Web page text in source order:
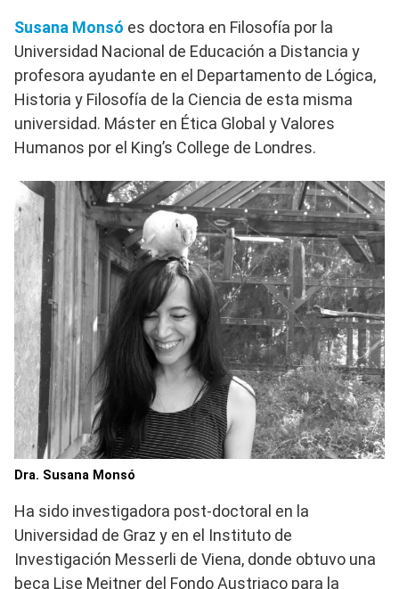
Susana Monsó es doctora en Filosofía por la
Universidad Nacional de Educación a Distancia y
profesora ayudante en el Departamento de Lógica,
Historia y Filosofía de la Ciencia de esta misma
universidad. Máster en Ética Global y Valores
Humanos por el King’s College de Londres.
Dra. Susana Monsó
Ha sido investigadora post-doctoral en la
Universidad de Graz y en el Instituto de
Investigación Messerli de Viena, donde obtuvo una
beca Lise Meitner del Fondo Austriaco para la